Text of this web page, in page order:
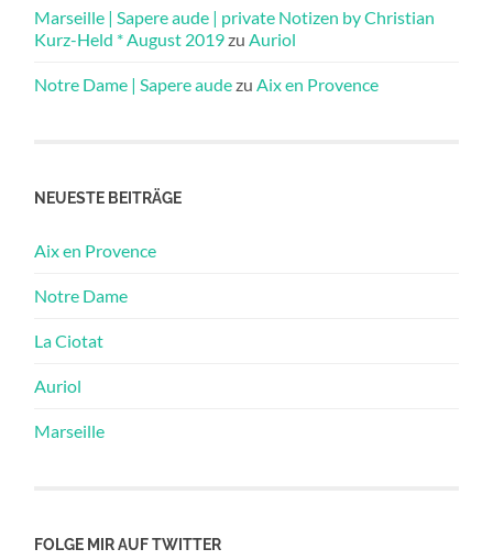
Marseille | Sapere aude | private Notizen by Christian
Kurz-Held * August 2019zu Auriol
Notre Dame | Sapere audezu Aix en Provence
NEUESTE BEITRÄGE
Aix en Provence
Notre Dame
La Ciotat
Auriol
Marseille
FOLGE MIR AUF TWITTER